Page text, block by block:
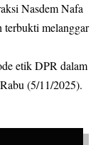
Nasdem Nafa
melanggar
etik DPR dalam
(5/11/2025).